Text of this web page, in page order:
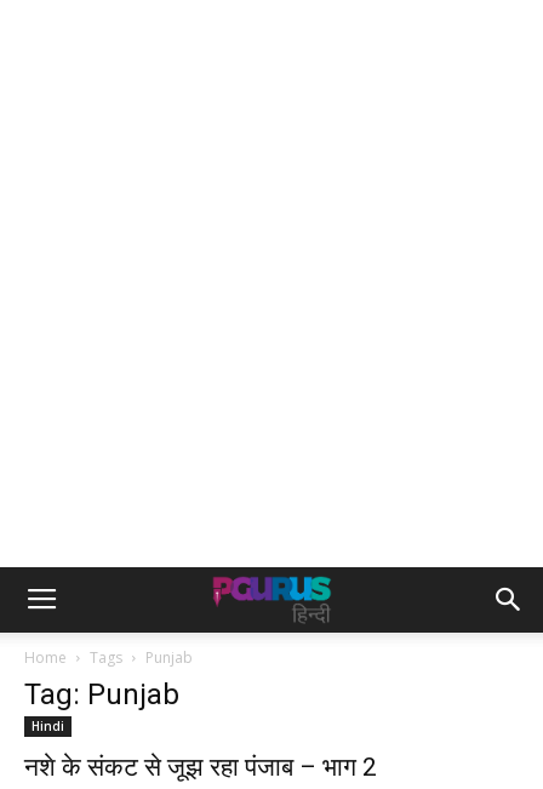
Home Tags Punjab
Tag: Punjab
Hindi
नशे के संकट से जूझ रहा पंजाब – भाग 2